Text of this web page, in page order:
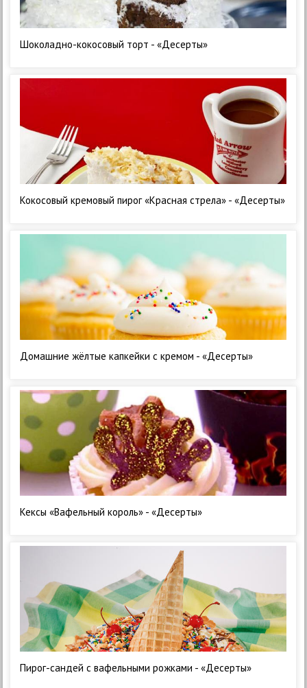
Шоколадно-кокосовый торт - «Десерты»
Кокосовый кремовый пирог «Красная стрела» - «Десерты»
Домашние жёлтые капкейки с кремом - «Десерты»
Кексы «Вафельный король» - «Десерты»
Пирог-сандей с вафельными рожками - «Десерты»